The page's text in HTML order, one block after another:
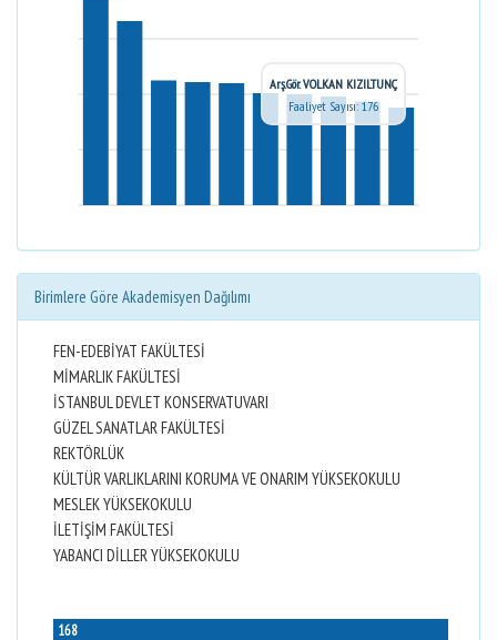
Arş.Gör. VOLKAN KIZILTUNÇ
Faaliyet Sayısı: 176
Birimlere Göre Akademisyen Dağılımı
FEN-EDEBİYAT FAKÜLTESİ
MİMARLIK FAKÜLTESİ
İSTANBUL DEVLET KONSERVATUVARI
GÜZEL SANATLAR FAKÜLTESİ
REKTÖRLÜK
KÜLTÜR VARLIKLARINI KORUMA VE ONARIM YÜKSEKOKULU
MESLEK YÜKSEKOKULU
İLETİŞİM FAKÜLTESİ
YABANCI DİLLER YÜKSEKOKULU
168